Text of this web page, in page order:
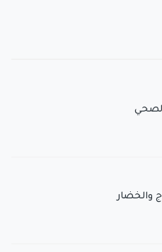
والخضار